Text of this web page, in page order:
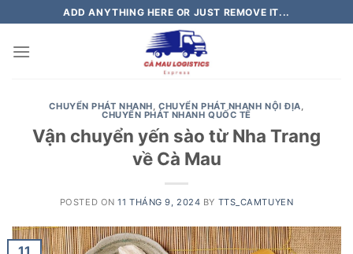
to
content
ADD ANYTHING HERE OR JUST REMOVE IT...
CHUYỂN PHÁT NHANH,CHUYỂN PHÁT NHANH NỘI ĐỊA,
CHUYỂN PHÁT NHANH QUỐC TẾ
Vận chuyển yến sào từ Nha Trang
về Cà Mau
POSTED ON11 THÁNG 9, 2024 BY TTS_CAMTUYEN
11